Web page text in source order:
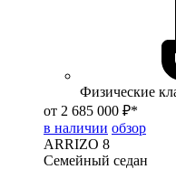
Физические
от 2 685 000 ₽*
в наличии обзор
ARRIZO 8
Семейный седан